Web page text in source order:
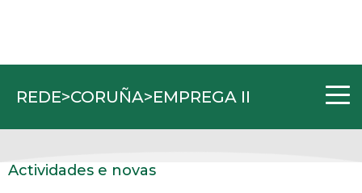
REDE>CORUÑA>EMPREGA II
Actividades e novas